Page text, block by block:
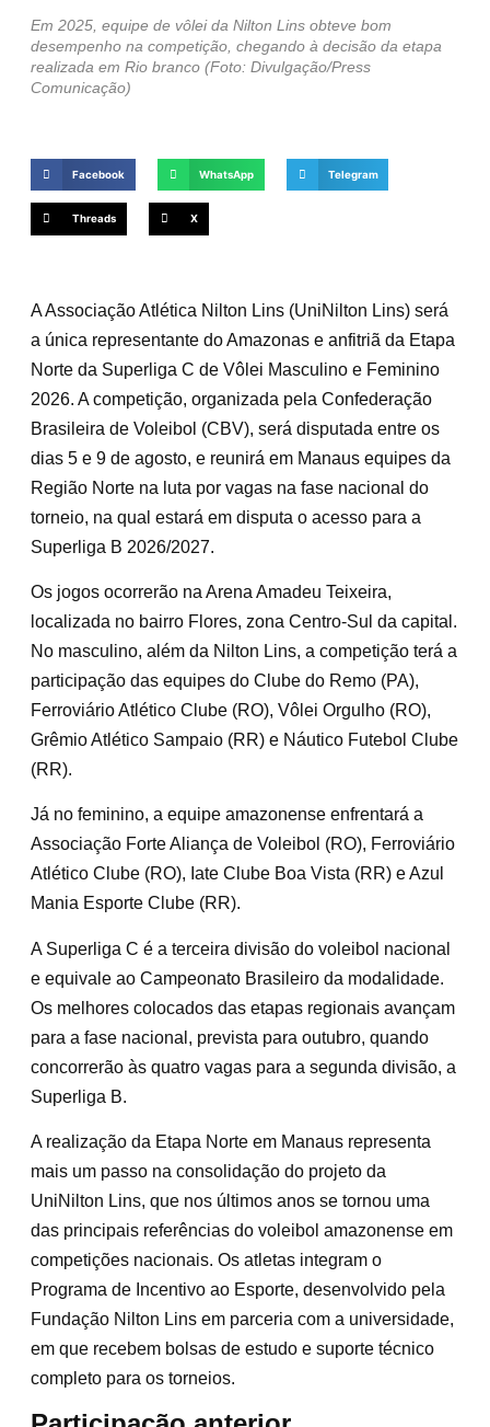
Em 2025, equipe de vôlei da Nilton Lins obteve bom
desempenho na competição, chegando à decisão da etapa
realizada em Rio branco (Foto: Divulgação/Press
Comunicação)
Facebook WhatsApp Telegram
Threads X
A Associação Atlética Nilton Lins (UniNilton Lins) será
a única representante do Amazonas e anfitriã da Etapa
Norte da Superliga C de Vôlei Masculino e Feminino
2026. A competição, organizada pela Confederação
Brasileira de Voleibol (CBV), será disputada entre os
dias 5 e 9 de agosto, e reunirá em Manaus equipes da
Região Norte na luta por vagas na fase nacional do
torneio, na qual estará em disputa o acesso para a
Superliga B 2026/2027.
Os jogos ocorrerão na Arena Amadeu Teixeira,
localizada no bairro Flores, zona Centro-Sul da capital.
No masculino, além da Nilton Lins, a competição terá a
participação das equipes do Clube do Remo (PA),
Ferroviário Atlético Clube (RO), Vôlei Orgulho (RO),
Grêmio Atlético Sampaio (RR) e Náutico Futebol Clube
(RR).
Já no feminino, a equipe amazonense enfrentará a
Associação Forte Aliança de Voleibol (RO), Ferroviário
Atlético Clube (RO), Iate Clube Boa Vista (RR) e Azul
Mania Esporte Clube (RR).
A Superliga C é a terceira divisão do voleibol nacional
e equivale ao Campeonato Brasileiro da modalidade.
Os melhores colocados das etapas regionais avançam
para a fase nacional, prevista para outubro, quando
concorrerão às quatro vagas para a segunda divisão, a
Superliga B.
A realização da Etapa Norte em Manaus representa
mais um passo na consolidação do projeto da
UniNilton Lins, que nos últimos anos se tornou uma
das principais referências do voleibol amazonense em
competições nacionais. Os atletas integram o
Programa de Incentivo ao Esporte, desenvolvido pela
Fundação Nilton Lins em parceria com a universidade,
em que recebem bolsas de estudo e suporte técnico
completo para os torneios.